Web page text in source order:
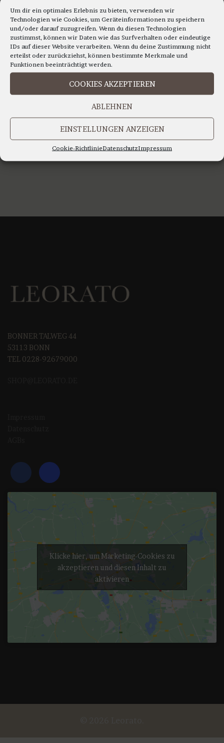
Um dir ein optimales Erlebnis zu bieten, verwenden wir
Technologien wie Cookies, um Geräteinformationen zu speichern
und/oder darauf zuzugreifen. Wenn du diesen Technologien
zustimmst, können wir Daten wie das Surfverhalten oder eindeutige
IDs auf dieser Website verarbeiten. Wenn du deine Zustimmung nicht
erteilst oder zurückziehst, können bestimmte Merkmale und
Funktionen beeinträchtigt werden.
COOKIES AKZEPTIEREN
ABLEHNEN
EINSTELLUNGEN ANZEIGEN
Cookie-RichtlinieDatenschutzImpressum
Montag bis Freitag 11.00 bis 18.00 Uhr
Samstag 10.30 bis 14.00 Uhr
UNTER TEL: 0228-92679000
WIR FREUEN UNS AUF IHREN TELEFON ANRUF
BONNER TALWEG 44
53113 BONN
TEL 0228-92679000
Klicke hier, um Marketing-Cookies zu
akzeptieren und diesen Inhalt zu
aktivieren